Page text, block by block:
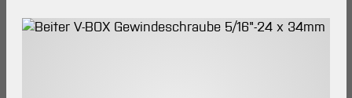
Bildergalerie überspringen